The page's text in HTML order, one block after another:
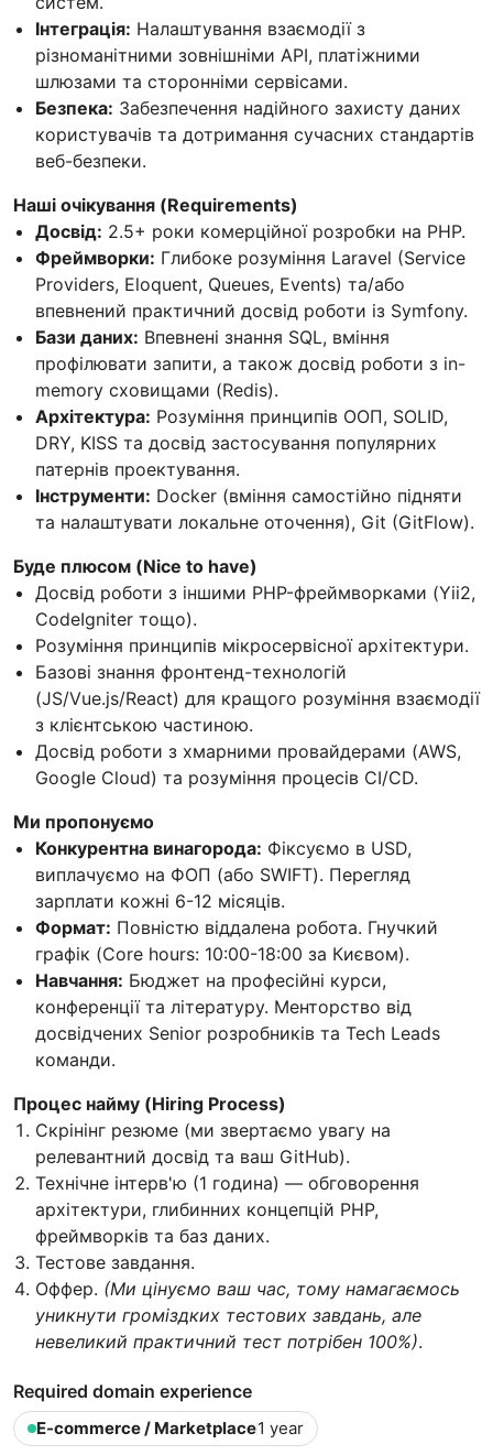
Інтеграція: Налаштування взаємодії з
різноманітними зовнішніми API, платіжними
шлюзами та сторонніми сервісами.
Безпека: Забезпечення надійного захисту даних
користувачів та дотримання сучасних стандартів
веб-безпеки.
Наші очікування (Requirements)
Досвід: 2.5+ роки комерційної розробки на PHP.
Фреймворки: Глибоке розуміння Laravel (Service
Providers, Eloquent, Queues, Events) та/або
впевнений практичний досвід роботи із Symfony.
Бази даних: Впевнені знання SQL, вміння
профілювати запити, а також досвід роботи з in-
memory сховищами (Redis).
Архітектура: Розуміння принципів ООП, SOLID,
DRY, KISS та досвід застосування популярних
патернів проектування.
Інструменти: Docker (вміння самостійно підняти
та налаштувати локальне оточення), Git (GitFlow).
Буде плюсом (Nice to have)
Досвід роботи з іншими PHP-фреймворками (Yii2,
CodeIgniter тощо).
Розуміння принципів мікросервісної архітектури.
Базові знання фронтенд-технологій
(JS/Vue.js/React) для кращого розуміння взаємодії
з клієнтською частиною.
Досвід роботи з хмарними провайдерами (AWS,
Google Cloud) та розуміння процесів CI/CD.
Ми пропонуємо
Конкурентна винагорода: Фіксуємо в USD,
виплачуємо на ФОП (або SWIFT). Перегляд
зарплати кожні 6-12 місяців.
Формат: Повністю віддалена робота. Гнучкий
графік (Core hours: 10:00-18:00 за Києвом).
Навчання: Бюджет на професійні курси,
конференції та літературу. Менторство від
досвідчених Senior розробників та Tech Leads
команди.
Процес найму (Hiring Process)
Скрінінг резюме (ми звертаємо увагу на
релевантний досвід та ваш GitHub).
Технічне інтерв'ю (1 година) — обговорення
архітектури, глибинних концепцій PHP,
фреймворків та баз даних.
Тестове завдання.
Оффер. (Ми цінуємо ваш час, тому намагаємось
уникнути громіздких тестових завдань, але
невеликий практичний тест потрібен 100%).
Required domain experience
E-commerce / Marketplace1 year